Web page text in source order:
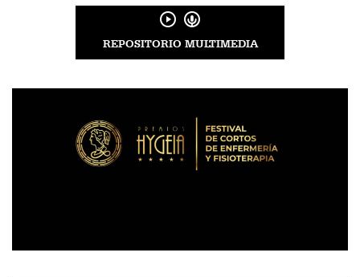
REPOSITORIO MULTIMEDIA